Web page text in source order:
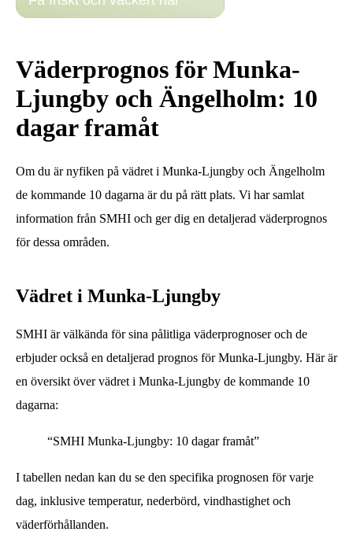
Väderprognos för Munka-
Ljungby och Ängelholm: 10
dagar framåt
Om du är nyfiken på vädret i Munka-Ljungby och Ängelholm
de kommande 10 dagarna är du på rätt plats. Vi har samlat
information från SMHI och ger dig en detaljerad väderprognos
för dessa områden.
Vädret i Munka-Ljungby
SMHI är välkända för sina pålitliga väderprognoser och de
erbjuder också en detaljerad prognos för Munka-Ljungby. Här är
en översikt över vädret i Munka-Ljungby de kommande 10
dagarna:
“SMHI Munka-Ljungby: 10 dagar framåt”
I tabellen nedan kan du se den specifika prognosen för varje
dag, inklusive temperatur, nederbörd, vindhastighet och
väderförhållanden.